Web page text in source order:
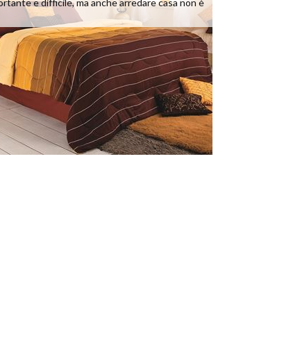
e difficile, ma anche arredare casa non è